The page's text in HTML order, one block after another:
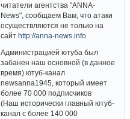
читатели агентства "ANNA-
News", сообщаем Вам, что атаки
осуществляются не только на
сайтhttp://anna-news.info
Администрацией ютуба был
забанен наш основной (в данное
время) ютуб-канал
newsanna1945, который имеет
более 70 000 подписчиков
(Наш исторически главный ютуб-
канал с более 140 000